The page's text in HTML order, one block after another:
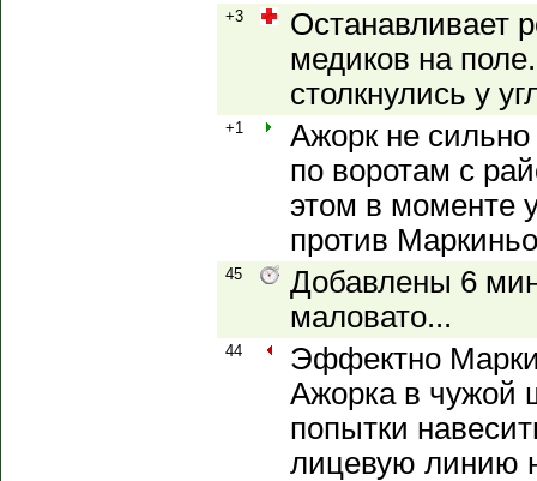
+3
Останавливает
медиков на
столкнулись у
+1
Ажорк не сильно
по воротам с
этом в моменте
против
45
Добавлены 6
маловато...
44
Эффектно
Ажорка в чужой
попытки
лицевую линию